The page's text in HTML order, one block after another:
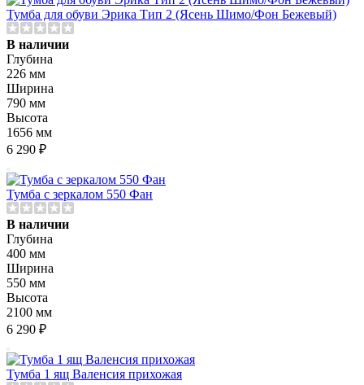
Тумба для обуви Эрика Тип 2 (Ясень Шимо/Фон Бежевый)
В наличии
Глубина
226 мм
Ширина
790 мм
Высота
1656 мм
6 290 ₽
Тумба с зеркалом 550 Фан
В наличии
Глубина
400 мм
Ширина
550 мм
Высота
2100 мм
6 290 ₽
Тумба 1 ящ Валенсия прихожая